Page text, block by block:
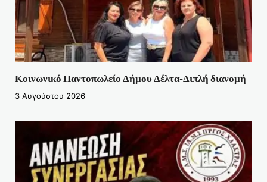
Κοινωνικό Παντοπωλείο Δήμου Δέλτα-Διπλή διανομή
3 Αυγούστου 2026